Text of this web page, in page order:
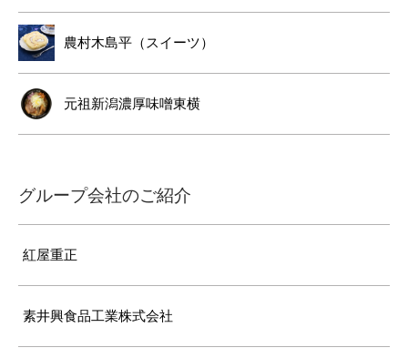
農村木島平（スイーツ）
元祖新潟濃厚味噌東横
グループ会社のご紹介
紅屋重正
素井興食品工業株式会社